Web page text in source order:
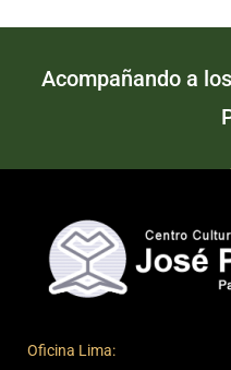
Acompañando a
Oficina Lima: